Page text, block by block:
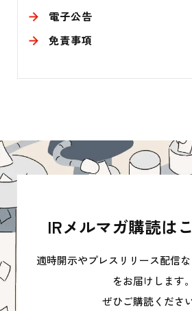
電子公告
免責事項
IRメルマガ購読は
適時開示やプレスリリース配信
をお届けします。
ぜひご購読ください